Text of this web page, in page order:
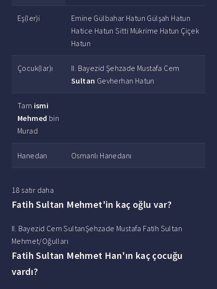
Eş(ler)i
Emine Gülbahar Hatun Gülşah Hatun
Hatice Hatun Sitti Mükrime Hatun Çiçek
Hatun
Çocuk(lar)ı
II. Bayezid Şehzade Mustafa Cem
Sultan Gevherhan Hatun
Tam ismi
Mehmed bin
Murad
Hanedan Osmanlı Hanedanı
18 satır daha
Fatih Sultan Mehmet'in kaç oğlu var?
II. Bayezid Cem SultanŞehzade Mustafa Fatih Sultan
Mehmet/Oğulları
Fatih Sultan Mehmet Han'ın kaç çocuğu
vardı?